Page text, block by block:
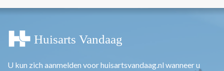
U kun zich aanmelden voor huisartsvandaag.nl wanneer u